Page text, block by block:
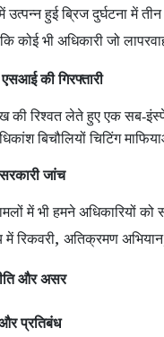
हुई ब्रिज दुर्घटना में
कोई भी अधिकारी जो
एसआई की गिरफ्तारी
की रिश्वत लेते हुए एक सब-
बिचौलियों चिटिंग
जांच
में भी हमने अधिकारियों को
रिकवरी, अतिक्रमण अभियान
और असर
प्रतिबंध